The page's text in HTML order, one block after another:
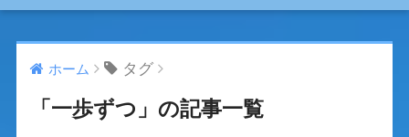
ホーム タグ
「一歩ずつ」の記事一覧